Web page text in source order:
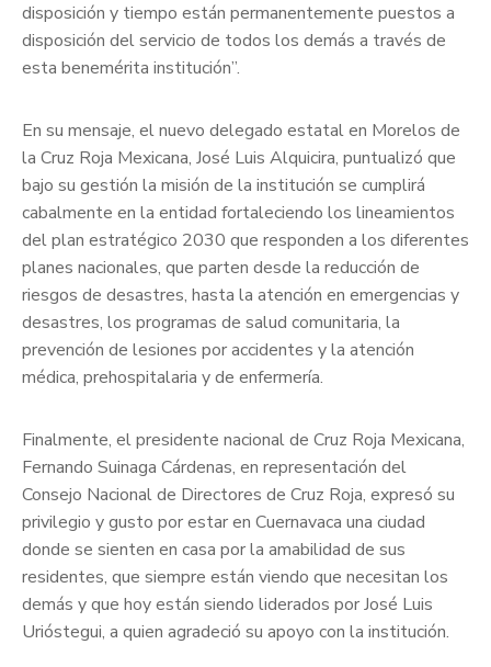
disposición y tiempo están permanentemente puestos a
disposición del servicio de todos los demás a través de
esta benemérita institución”.
En su mensaje, el nuevo delegado estatal en Morelos de
la Cruz Roja Mexicana, José Luis Alquicira, puntualizó que
bajo su gestión la misión de la institución se cumplirá
cabalmente en la entidad fortaleciendo los lineamientos
del plan estratégico 2030 que responden a los diferentes
planes nacionales, que parten desde la reducción de
riesgos de desastres, hasta la atención en emergencias y
desastres, los programas de salud comunitaria, la
prevención de lesiones por accidentes y la atención
médica, prehospitalaria y de enfermería.
Finalmente, el presidente nacional de Cruz Roja Mexicana,
Fernando Suinaga Cárdenas, en representación del
Consejo Nacional de Directores de Cruz Roja, expresó su
privilegio y gusto por estar en Cuernavaca una ciudad
donde se sienten en casa por la amabilidad de sus
residentes, que siempre están viendo que necesitan los
demás y que hoy están siendo liderados por José Luis
Urióstegui, a quien agradeció su apoyo con la institución.